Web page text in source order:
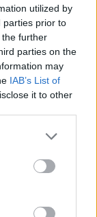
utilized by
parties prior to
further
parties on the
may
IAB’s List of
it to other
more Google
may click to
party tags to
below Google